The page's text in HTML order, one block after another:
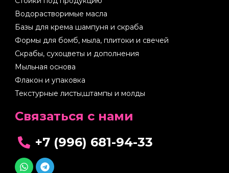
Водорастворимые масла
Базы для крема шампуня и скраба
Формы для бомб, мыла, плитоки и свечей
Скрабы, сухоцветы и дополнения
Мыльная основа
Флакон и упаковка
Текстурные листы,штампы и молды
Cвязаться с нами
+7 (996) 681-94-33